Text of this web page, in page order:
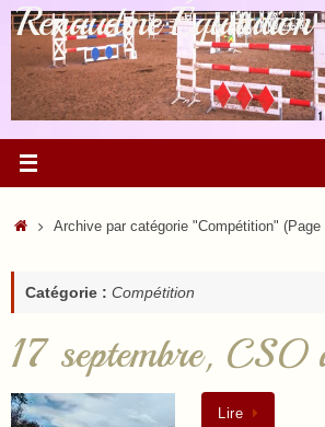
Passer
au
contenu
Renaudine Équitation
Accueil
Archive par catégorie "Compétition" (Page
Catégorie : Compétition
17 septembre, CSO
Lire